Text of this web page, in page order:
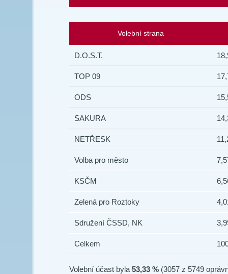
Volební strana
D.O.S.T.
TOP 09
ODS
SAKURA
NETŘESK
Volba pro město
KSČM
Zelená pro Roztoky
Sdružení ČSSD, NK
Celkem
Volební účast byla 53,33 % (3057 z 5749